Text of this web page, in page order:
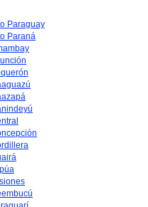
Paraguay
Paraná